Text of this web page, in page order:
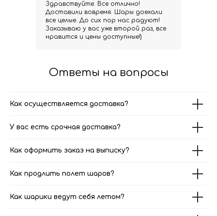
Здравствуйте. Все отлично!
Доставили вовремя. Шары доехали
все целые. До сих пор нас радуют!
Заказываю у вас уже второй раз, все
нравится и цены доступные!)
Ответы на вопросы
Как осуществляется доставка?
У вас есть срочная доставка?
Как оформить заказ на выписку?
Как продлить полет шаров?
Как шарики ведут себя летом?